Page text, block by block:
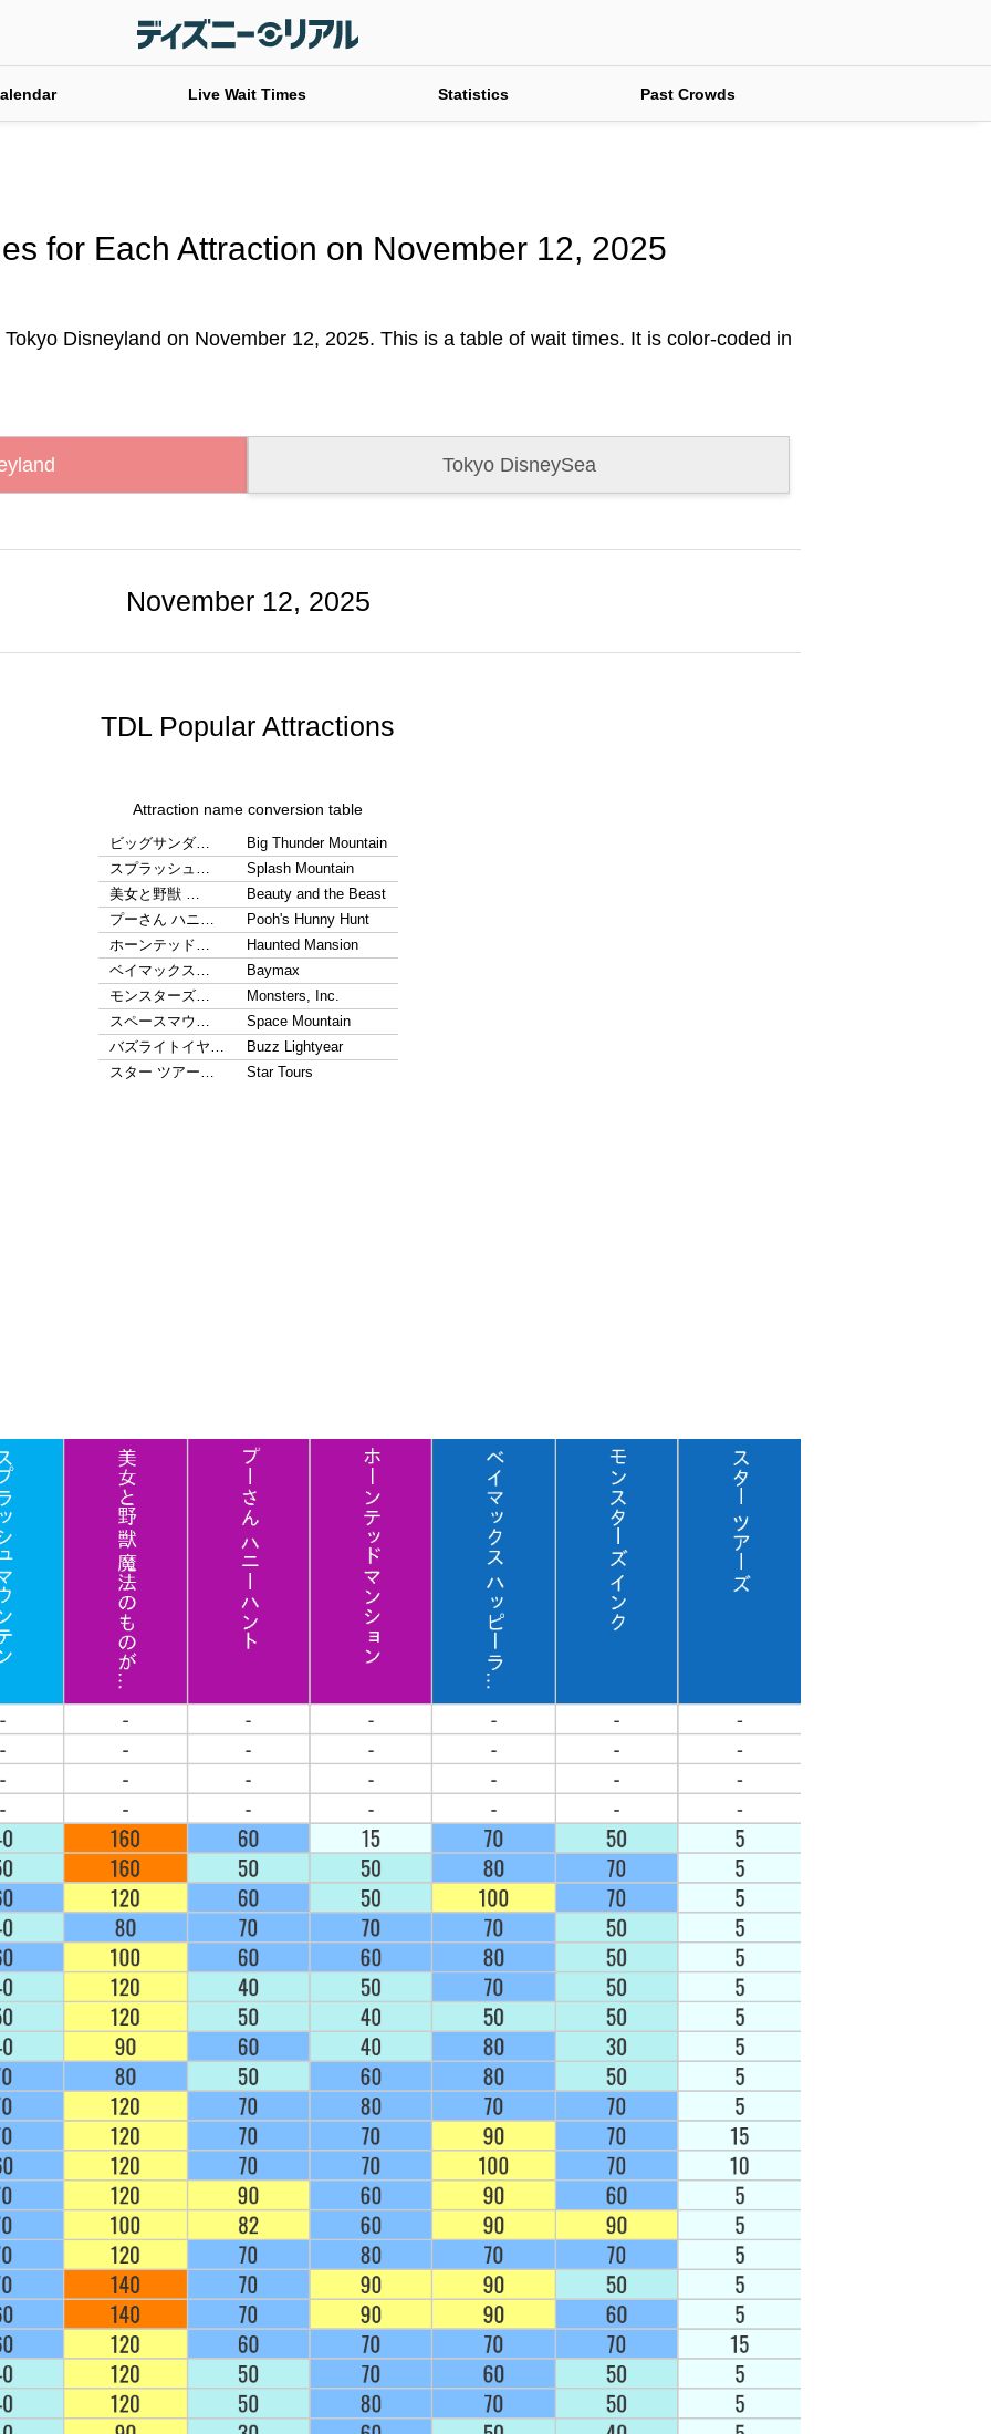
Live Wait Times Statistics Past Crowds
for Each Attraction on November 12, 2025
Disneyland on November 12, 2025. This is a table of wait times. It is color-coded in
Tokyo DisneySea
November 12, 2025
TDL Popular Attractions
Attraction name conversion table
ビッグサンダ…
Big Thunder Mountain
スプラッシュ…
Splash Mountain
美女と野獣 …
Beauty and the Beast
プーさん ハニ…
Pooh's Hunny Hunt
ホーンテッド…
Haunted Mansion
ベイマックス…
Baymax
モンスターズ…
Monsters, Inc.
スペースマウ…
Space Mountain
バズライトイヤ…
Buzz Lightyear
スター ツアー…
Star Tours